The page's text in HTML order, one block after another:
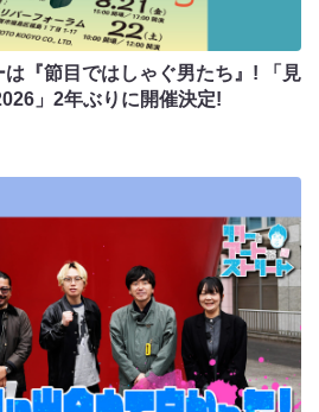
は『節目ではしゃぐ男たち』! 「見
」2年ぶりに開催決定!